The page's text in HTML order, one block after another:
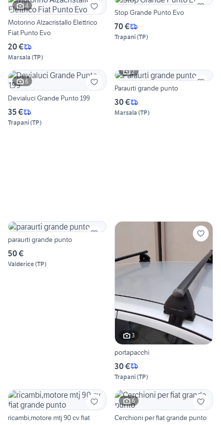
4
Motorino Alzacristallo Elettrico
Fiat Punto Evo
20 €
Marsala (TP)
Stop Grande Punto Evo
70 €
Trapani(TP)
6
Devialuci Grande Punto 199
35 €
Trapani(TP)
2
Paraurti grande punto
30 €
Marsala (TP)
paraurti grande punto
50 €
Valderice(TP)
3
portapacchi
30 €
Trapani(TP)
ricambi,motore mtj 90 cv fiat
6
Cerchioni per fiat grande punto